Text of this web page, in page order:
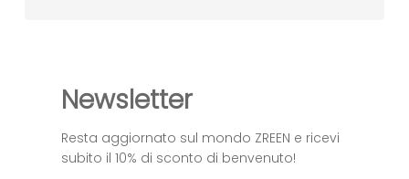
Newsletter
Resta aggiornato sul mondo ZREEN e ricevi
subito il 10% di sconto di benvenuto!